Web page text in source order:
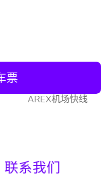
票
AREX机场快线
联系我们